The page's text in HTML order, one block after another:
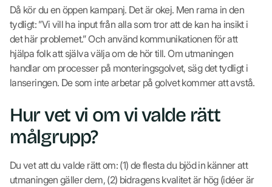
Då kör du en öppen kampanj. Det är okej. Men rama in den
tydligt: ”Vi vill ha input från alla som tror att de kan ha insikt i
det här problemet.” Och använd kommunikationen för att
hjälpa folk att själva välja om de hör till. Om utmaningen
handlar om processer på monteringsgolvet, säg det tydligt i
lanseringen. De som inte arbetar på golvet kommer att avstå.
Hur vet vi om vi valde rätt
målgrupp?
Du vet att du valde rätt om: (1) de flesta du bjöd in känner att
utmaningen gäller dem, (2) bidragens kvalitet är hög (idéer är